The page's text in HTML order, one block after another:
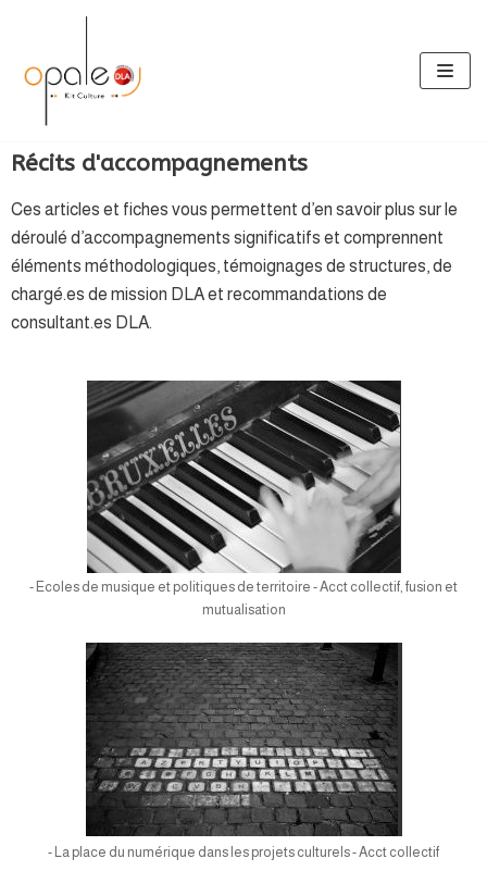
au
Récits d'accompagnements
Ces articles et fiches vous permettent d’en savoir plus sur le
déroulé d’accompagnements significatifs et comprennent
éléments méthodologiques, témoignages de structures, de
chargé.es de mission DLA et recommandations de
consultant.es DLA.
- Ecoles de musique et politiques de territoire - Acct collectif, fusion et
mutualisation
- La place du numérique dans les projets culturels - Acct collectif